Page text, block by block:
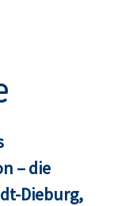
– die
Dieburg,